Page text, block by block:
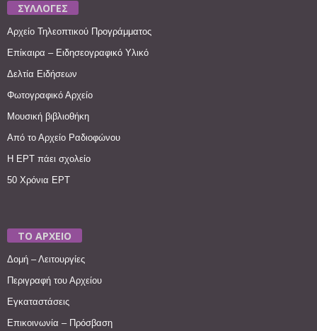
ΣΥΛΛΟΓΕΣ
Αρχείο Τηλεοπτικού Προγράμματος
Επίκαιρα – Ειδησεογραφικό Υλικό
Δελτία Ειδήσεων
Φωτογραφικό Αρχείο
Μουσική βιβλιοθήκη
Από το Αρχείο Ραδιοφώνου
Η ΕΡΤ πάει σχολείο
50 Χρόνια ΕΡΤ
ΤΟ ΑΡΧΕΙΟ
Δομή – Λειτουργίες
Περιγραφή του Αρχείου
Εγκαταστάσεις
Επικοινωνία – Πρόσβαση